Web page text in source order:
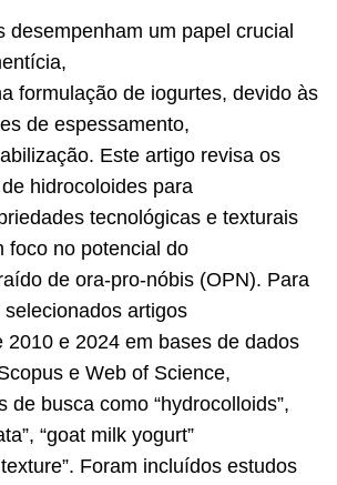
desempenham um papel crucial
formulação de iogurtes, devido às
de espessamento,
Este artigo revisa os
hidrocoloides para
tecnológicas e texturais
foco no potencial do
de ora-pro-nóbis (OPN). Para
artigos
2010 e 2024 em bases de dados
e Web of Science,
de busca como “hydrocolloids”,
“goat milk yogurt”
Foram incluídos estudos